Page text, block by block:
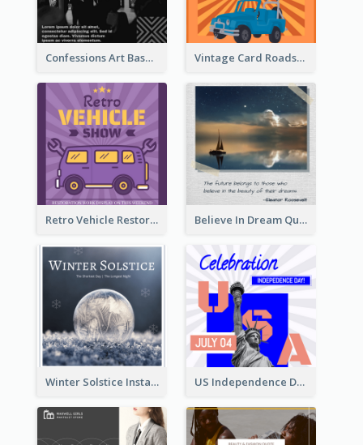
Confessions Art Basel Instagram Post Vintage Card Roadshow Instagram Post
Retro Vehicle Restoration Instagram Post Believe In Dream Quote Instagram Post
Winter Solstice Instagram Post US Independence Day Instagram Post